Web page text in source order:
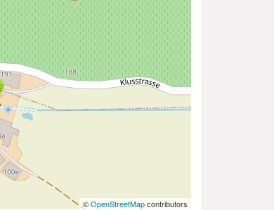
©OpenStreetMapcontributors